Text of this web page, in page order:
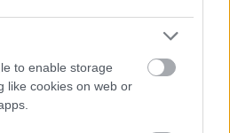
to enable storage
like cookies on web or
Saterrel írt zenés
A fülemüle című
munkái során írt zenét a
Vízkeresztjéhez is.
ban kiadott alternatív